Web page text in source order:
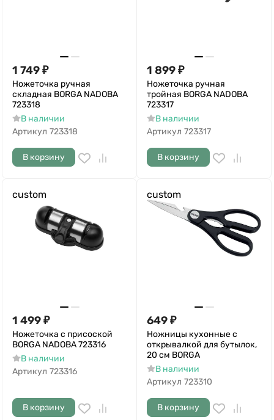
1 749₽
Ножеточка ручная
складная BORGA NADOBA
723318
В наличии
Артикул 723318
В корзину
1 899₽
Ножеточка ручная
тройная BORGA NADOBA
723317
В наличии
Артикул 723317
В корзину
custom
1 499₽
Ножеточка с присоской
BORGA NADOBA 723316
В наличии
Артикул 723316
В корзину
custom
649₽
Ножницы кухонные с
открывалкой для бутылок,
20 см BORGA
В наличии
Артикул 723310
В корзину